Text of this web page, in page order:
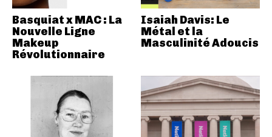
Basquiat x MAC : La
Nouvelle Ligne
Makeup
Révolutionnaire
Isaiah Davis: Le
Métal et la
Masculinité Adoucis